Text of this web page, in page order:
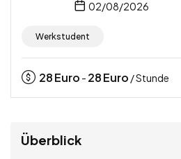
02/08/2026
Werkstudent
28Euro - 28Euro / Stunde
Überblick